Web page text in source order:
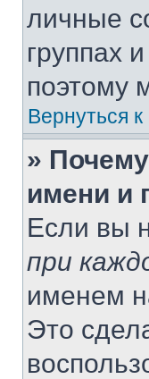
личные
группах
поэтому
Вернуться
»
имени и
Если вы
при
именем
Это